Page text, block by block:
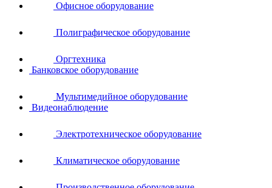
Офисное оборудование
Полиграфическое оборудование
Оргтехника
Банковское оборудование
Мультимедийное оборудование
Видеонаблюдение
Электротехническое оборудование
Климатическое оборудование